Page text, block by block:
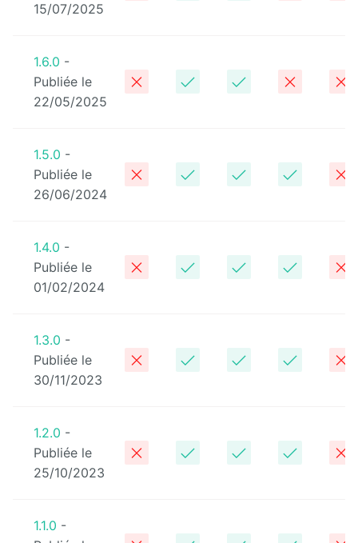
Flipbook
Forms
Front
Edition
Front
Gadgets
Glossary
Google
Calendar
Inlinemedia
Link
15/07/2025
1.6.0 -
Publiée le
22/05/2025
1.5.0 -
Publiée le
26/06/2024
1.4.0 -
Publiée le
01/02/2024
1.3.0 -
Publiée le
30/11/2023
1.2.0 -
Publiée le
25/10/2023
1.1.0 -